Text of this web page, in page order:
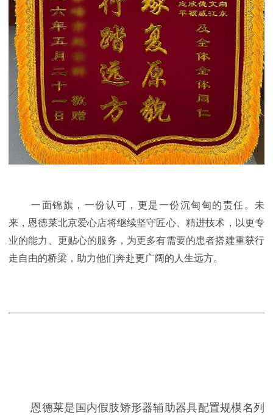
一面锦旗，一份认可，更是一份沉甸甸的责任。未
来，恩德莱北京爱心店将继续坚守匠心、精进技术，以更专
业的能力、更贴心的服务，为更多有需要的患者搭建重获行
走自由的桥梁，助力他们奔赴更广阔的人生远方。
恩德莱是国内假肢矫形器辅助器具配置规模名列